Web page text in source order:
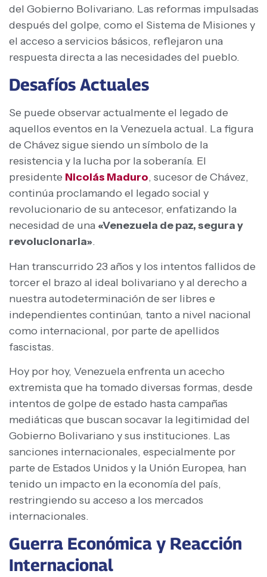
del Gobierno Bolivariano. Las reformas impulsadas
después del golpe, como el Sistema de Misiones y
el acceso a servicios básicos, reflejaron una
respuesta directa a las necesidades del pueblo.
Desafíos Actuales
Se puede observar actualmente el legado de
aquellos eventos en la Venezuela actual. La figura
de Chávez sigue siendo un símbolo de la
resistencia y la lucha por la soberanía. El
presidente Nicolás Maduro, sucesor de Chávez,
continúa proclamando el legado social y
revolucionario de su antecesor, enfatizando la
necesidad de una «Venezuela de paz, segura y
revolucionaria».
Han transcurrido 23 años y los intentos fallidos de
torcer el brazo al ideal bolivariano y al derecho a
nuestra autodeterminación de ser libres e
independientes continúan, tanto a nivel nacional
como internacional, por parte de apellidos
fascistas.
Hoy por hoy, Venezuela enfrenta un acecho
extremista que ha tomado diversas formas, desde
intentos de golpe de estado hasta campañas
mediáticas que buscan socavar la legitimidad del
Gobierno Bolivariano y sus instituciones. Las
sanciones internacionales, especialmente por
parte de Estados Unidos y la Unión Europea, han
tenido un impacto en la economía del país,
restringiendo su acceso a los mercados
internacionales.
Guerra Económica y Reacción
Internacional